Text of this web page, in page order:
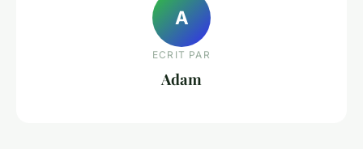
A
ECRIT PAR
Adam